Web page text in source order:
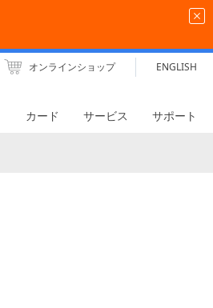
オンラインショップ ENGLISH
カード サービス サポート